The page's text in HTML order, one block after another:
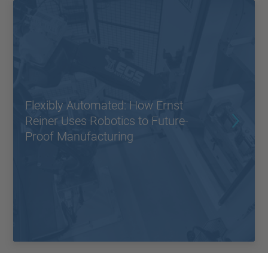
Flexibly Automated: How Ernst
Reiner Uses Robotics to Future-
Proof Manufacturing